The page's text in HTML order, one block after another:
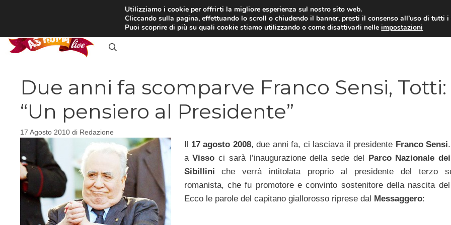
RASSEGNA STAMPA INTERVISTE CALCIOMERCATO CAMPIONATO
Due anni fa scomparve Franco Sensi, Totti:
“Un pensiero al Presidente”
17 Agosto 2010 di Redazione
17 agosto 2008, due anni fa, ci lasciava il presidente Franco Sensi
aVissoci sarà l’inaugurazione della sede del
Parco Nazionale
Sibilliniche verrà intitolata proprio al presidente del terzo
romanista, che fu promotore e convinto sostenitore della nascita
Ecco le parole del capitano giallorosso riprese dal Messaggero:
Utilizziamo i cookie per offrirti la migliore esperienza sul nostro sito web.
Cliccando sulla pagina, effettuando lo scroll o chiudendo il banner, presti il consenso all’uso di tutti i
Puoi scoprire di più su quali cookie stiamo utilizzando o come disattivarli nelleimpostazioni